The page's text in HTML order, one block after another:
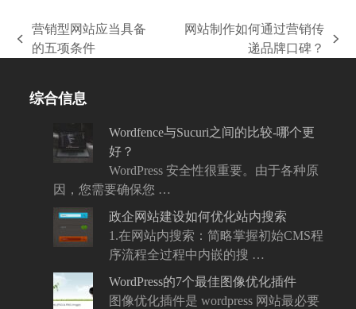
上
文
营销型网站应当具备
的五项条件
网站制作如何通过营销传
递品牌口碑？
综合信息
Wordfence与Sucuri之间的比较-哪个更
好？
WordPress 安全性很重要。由于各种原
因，您需要确保您 …
政企网站建设如何优化站内搜索
1.在网站内搜索：简略掌握初始CMS程
序流程全过程中内嵌的搜 …
WordPress的7个最佳图像优化插件
图像优化插件是 wordpress 网站最必要